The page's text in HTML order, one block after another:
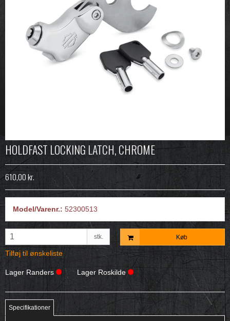
HOLDFAST LOCKING LATCH, CHROME
610,00 kr.
Model/Varenr.: 52300513
stk. Køb
Tilføj til ønskeliste
Lager Randers Lager Roskilde
Specifikationer